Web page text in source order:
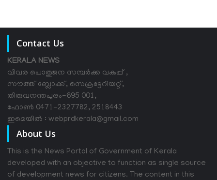
Contact Us
KERALA NEWS
വിവര പൊതുജന സമ്പര്‍ക്ക വകുപ്പ് ,
സൗത്ത് ബ്ലോക്ക്, സെക്രട്ടേറിയറ്റ്,
തിരുവനന്തപുരം-695 001,
ഫോൺ 0471-2327782, 2518443
ഇമെയിൽ : webprdkerala@gmail.com
About Us
This is the News Portal of Government of Kerala
developed with an objective to function as single source
of development news for citizens. The content in this